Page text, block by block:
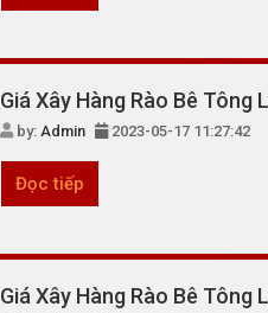
Giá Xây Hàng Rào Bê Tông
by: Admin 2023-05-17 11:27:42
Đọc tiếp
Giá Xây Hàng Rào Bê Tông